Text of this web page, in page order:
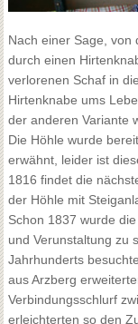
Nach einer Sage, von
durch einen
verlorenen Schaf in
Hirtenknabe ums
der anderen Variante
Die Höhle wurde
erwähnt, leider ist
1816 findet die
der Höhle mit
Schon 1837 wurde
und Verunstaltung zu
Jahrhunderts
aus Arzberg
Verbindungsschlurf
erleichterten so den